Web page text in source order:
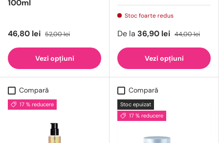
100ml
46,80 lei 52,00 lei
Vezi opțiuni
Stoc foarte redus
De la 36,90 lei 44,00 lei
Vezi opțiuni
Compară
17 % reducere
Compară
Stoc epuizat
17 % reducere